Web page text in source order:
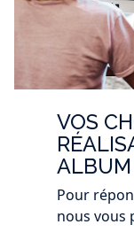
VOS
ALBUM
Pour
nous vous